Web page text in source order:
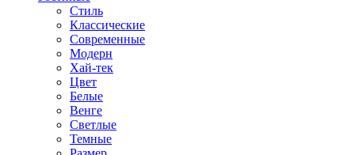
Стиль
Классические
Современные
Модерн
Хай-тек
Цвет
Белые
Венге
Светлые
Темные